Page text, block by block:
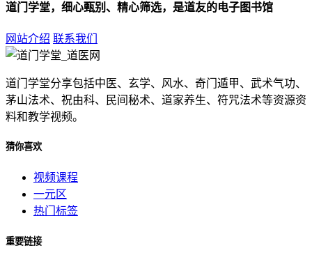
道门学堂，细心甄别、精心筛选，是道友的电子图书馆
网站介绍 联系我们
道门学堂分享包括中医、玄学、风水、奇门遁甲、武术气功、
茅山法术、祝由科、民间秘术、道家养生、符咒法术等资源资
料和教学视频。
猜你喜欢
视频课程
一元区
热门标签
重要链接